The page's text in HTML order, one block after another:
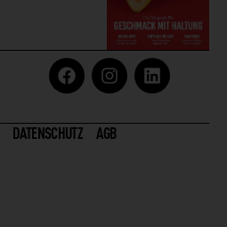
DATENSCHUTZ AGB